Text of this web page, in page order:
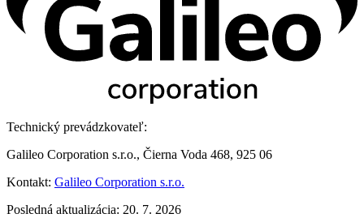
Technický prevádzkovateľ:
Galileo Corporation s.r.o., Čierna Voda 468, 925 06
Kontakt: Galileo Corporation s.r.o.
Posledná aktualizácia: 20. 7. 2026